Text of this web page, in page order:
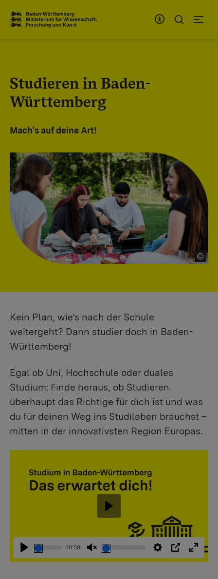
Studieren in Baden-
Württemberg
Mach's auf deine Art!
Kein Plan, wie’s nach der Schule
weitergeht? Dann studier doch in Baden-
Württemberg!
Egal ob Uni, Hochschule oder duales
Studium: Finde heraus, ob Studieren
überhaupt das Richtige für dich ist und was
du für deinen Weg ins Studileben brauchst –
mitten in der innovativsten Region Europas.
Abspielen
00:09
StummschaltungEinstellungen
PIP
Abspielen